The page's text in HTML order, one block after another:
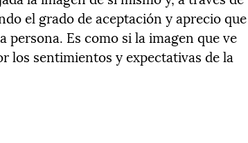
el grado de aceptación y aprecio que
Es como si la imagen que ve
los sentimientos y expectativas de la